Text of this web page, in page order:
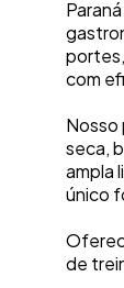
com
Nosso
seca,
ampla
único
de